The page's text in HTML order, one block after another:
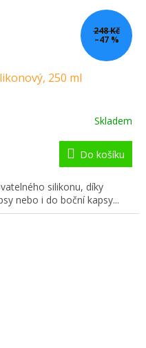
248 Kč
–47 %
250 ml
Skladem
Do košíku
silikonu, díky
nebo i do boční kapsy...